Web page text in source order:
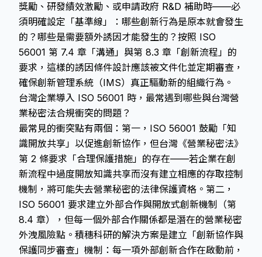
獎勵、研發績效激勵、或申請政府 R&D 補助時——必
須明確設定「基準線」：哪些創新行為是原本就會發生
的？哪些是需要額外誘因才能發生的？按照 ISO
56001 第 7.4 章「溝通」與第 8.3 章「創新流程」的
要求，這樣的誘因條件設計應該被文件化並定期審查，
確保創新管理系統（IMS）真正驅動新的組織行為。
台灣企業導入 ISO 56001 時，最常遇到哪些與台灣營
業秘密法合規衝突的問題？
最常見的衝突點有兩個：第一，ISO 56001 鼓勵「知
識開放共享」以促進創新協作，但台灣《營業秘密法》
第 2 條要求「合理保護措施」的存在——若企業在創
新流程中過度開放知識共享而沒有建立相應的存取控制
機制，將可能失去營業秘密的法律保護資格。第二，
ISO 56001 要求建立外部合作與開放式創新機制（第
8.4 章），但每一個外部合作關係都是潛在的營業秘密
外洩風險點。積穗科研的解決方案是建立「創新協作與
保護同步審查」機制：每一項外部創新合作在啟動前，